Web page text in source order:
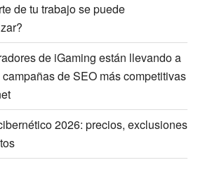
de tu trabajo se puede
de iGaming están llevando a
de SEO más competitivas
2026: precios, exclusiones